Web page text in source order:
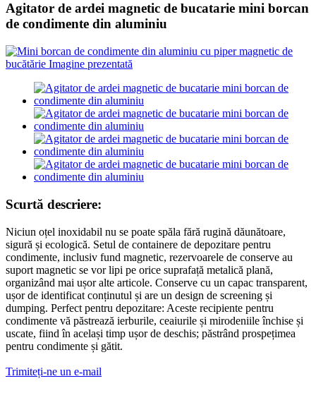
Agitator de ardei magnetic de bucatarie mini borcan
de condimente din aluminiu
Scurtă descriere:
Niciun oțel inoxidabil nu se poate spăla fără rugină dăunătoare,
sigură și ecologică. Setul de containere de depozitare pentru
condimente, inclusiv fund magnetic, rezervoarele de conserve au
suport magnetic se vor lipi pe orice suprafață metalică plană,
organizând mai ușor alte articole. Conserve cu un capac transparent,
ușor de identificat conținutul și are un design de screening și
dumping. Perfect pentru depozitare: Aceste recipiente pentru
condimente vă păstrează ierburile, ceaiurile și mirodeniile închise și
uscate, fiind în același timp ușor de deschis; păstrând prospețimea
pentru condimente și gătit.
Trimiteți-ne un e-mail